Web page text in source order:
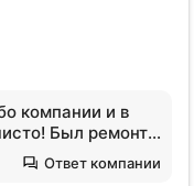
Квартира после
ощещение
Отмыли все!
я нигде не
Ответ компании